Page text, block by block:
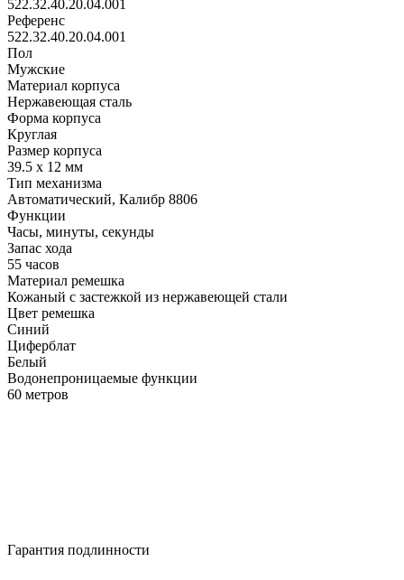
522.32.40.20.04.001
Референс
522.32.40.20.04.001
Пол
Мужские
Материал корпуса
Нержавеющая сталь
Форма корпуса
Круглая
Размер корпуса
39.5 х 12 мм
Тип механизма
Автоматический, Калибр 8806
Функции
Часы, минуты, секунды
Запас хода
55 часов
Материал ремешка
Кожаный с застежкой из нержавеющей стали
Цвет ремешка
Синий
Циферблат
Белый
Водонепроницаемые функции
60 метров
Гарантия подлинности